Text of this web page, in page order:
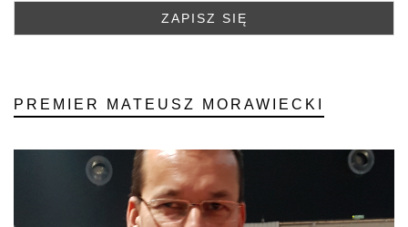
PREMIER MATEUSZ MORAWIECKI